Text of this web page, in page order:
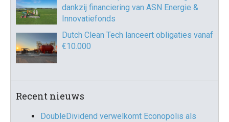
dankzij financiering van ASN Energie &
Innovatiefonds
Dutch Clean Tech lanceert obligaties vanaf
€10.000
Recent nieuws
DoubleDividend verwelkomt Econopolis als